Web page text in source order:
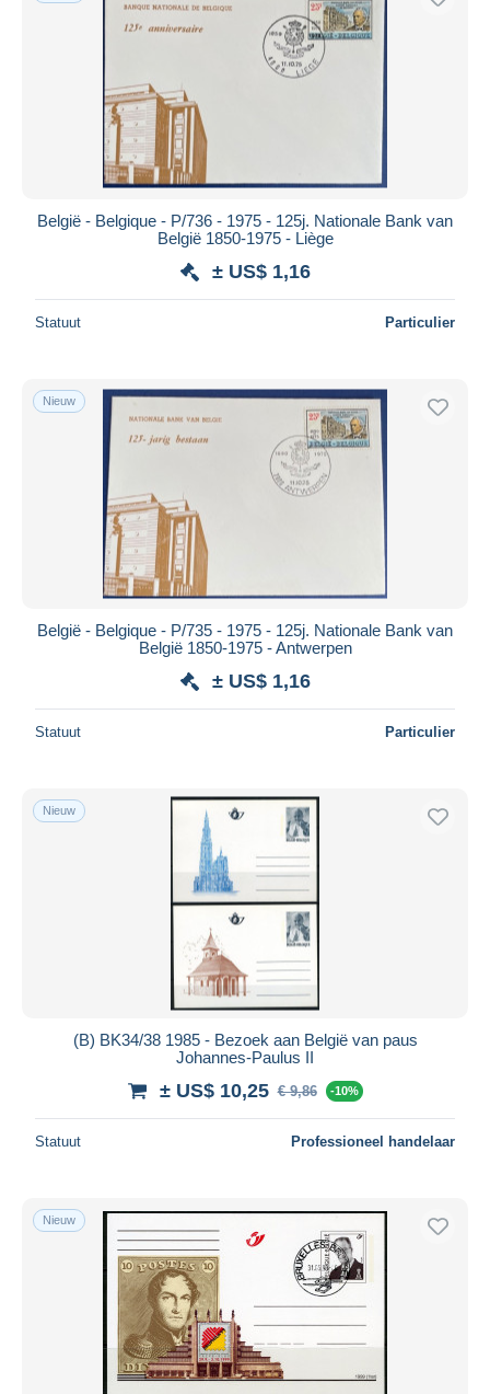
België - Belgique - P/736 - 1975 - 125j. Nationale Bank van
België 1850-1975 - Liège
± US$ 1,16
Statuut Particulier
Nieuw
België - Belgique - P/735 - 1975 - 125j. Nationale Bank van
België 1850-1975 - Antwerpen
± US$ 1,16
Statuut Particulier
Nieuw
(B) BK34/38 1985 - Bezoek aan België van paus
Johannes-Paulus II
± US$ 10,25 € 9,86 -10%
Statuut Professioneel handelaar
Nieuw